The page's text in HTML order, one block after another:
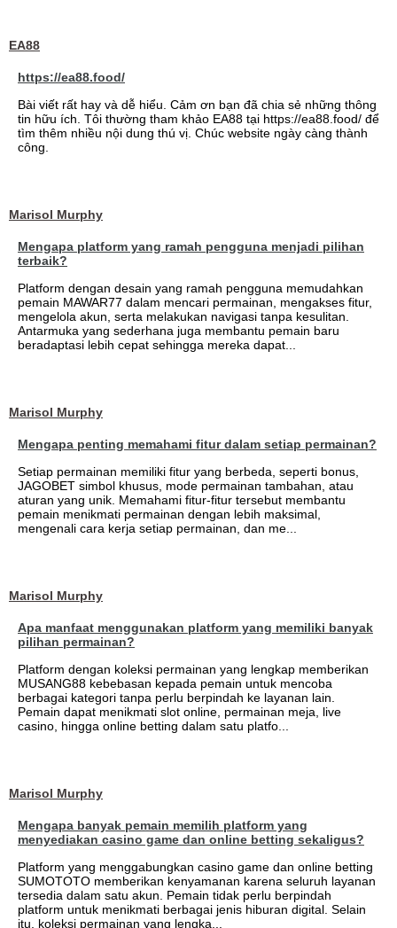
EA88
https://ea88.food/
Bài viết rất hay và dễ hiểu. Cảm ơn bạn đã chia sẻ những thông
tin hữu ích. Tôi thường tham khảo EA88 tại https://ea88.food/ để
tìm thêm nhiều nội dung thú vị. Chúc website ngày càng thành
công.
Marisol Murphy
Mengapa platform yang ramah pengguna menjadi pilihan
terbaik?
Platform dengan desain yang ramah pengguna memudahkan
pemain MAWAR77 dalam mencari permainan, mengakses fitur,
mengelola akun, serta melakukan navigasi tanpa kesulitan.
Antarmuka yang sederhana juga membantu pemain baru
beradaptasi lebih cepat sehingga mereka dapat...
Marisol Murphy
Mengapa penting memahami fitur dalam setiap permainan?
Setiap permainan memiliki fitur yang berbeda, seperti bonus,
JAGOBET simbol khusus, mode permainan tambahan, atau
aturan yang unik. Memahami fitur-fitur tersebut membantu
pemain menikmati permainan dengan lebih maksimal,
mengenali cara kerja setiap permainan, dan me...
Marisol Murphy
Apa manfaat menggunakan platform yang memiliki banyak
pilihan permainan?
Platform dengan koleksi permainan yang lengkap memberikan
MUSANG88 kebebasan kepada pemain untuk mencoba
berbagai kategori tanpa perlu berpindah ke layanan lain.
Pemain dapat menikmati slot online, permainan meja, live
casino, hingga online betting dalam satu platfo...
Marisol Murphy
Mengapa banyak pemain memilih platform yang
menyediakan casino game dan online betting sekaligus?
Platform yang menggabungkan casino game dan online betting
SUMOTOTO memberikan kenyamanan karena seluruh layanan
tersedia dalam satu akun. Pemain tidak perlu berpindah
platform untuk menikmati berbagai jenis hiburan digital. Selain
itu, koleksi permainan yang lengka...